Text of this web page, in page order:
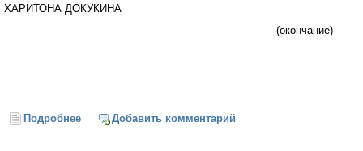
ХАРИТОНА ДОКУКИНА
(окончание)
Подробнее о Взлет и падение Харитона Докукина (окончание)
Добавить комментарий